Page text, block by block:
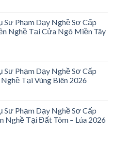
Sư Phạm Dạy Nghề Sơ Cấp
Nghề Tại Cửa Ngõ Miền Tây
Sư Phạm Dạy Nghề Sơ Cấp
Tại Vùng Biên 2026
Sư Phạm Dạy Nghề Sơ Cấp
Nghề Tại Đất Tôm – Lúa 2026